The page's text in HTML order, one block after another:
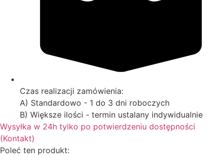
Czas realizacji zamówienia:
A) Standardowo - 1 do 3 dni roboczych
B) Większe ilości - termin ustalany indywidualnie
Wysyłka w 24h tylko po potwierdzeniu dostępności
(Kontakt)
Poleć ten produkt: